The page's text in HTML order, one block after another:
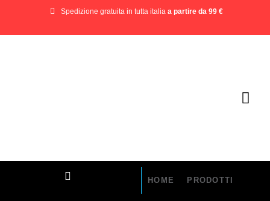
Spedizione gratuita in tutta italia a partire da 99 €
HOME PRODOTTI